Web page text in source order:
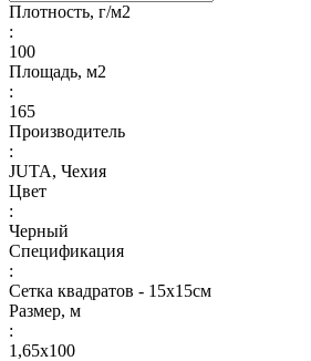
Плотность, г/м2
:
100
Площадь, м2
:
165
Производитель
:
JUTA, Чехия
Цвет
:
Черный
Спецификация
:
Сетка квадратов - 15х15см
Размер, м
:
1,65х100